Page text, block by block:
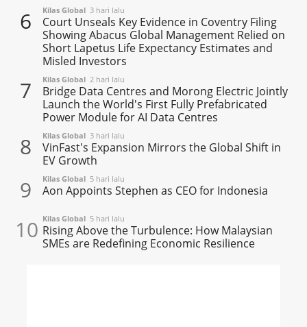
6 Kilas Global 3 hari lalu
Court Unseals Key Evidence in Coventry Filing
Showing Abacus Global Management Relied on
Short Lapetus Life Expectancy Estimates and
Misled Investors
7 Kilas Global 2 hari lalu
Bridge Data Centres and Morong Electric Jointly
Launch the World's First Fully Prefabricated
Power Module for AI Data Centres
8 Kilas Global 3 hari lalu
VinFast's Expansion Mirrors the Global Shift in
EV Growth
9 Kilas Global 5 hari lalu
Aon Appoints Stephen as CEO for Indonesia
10 Kilas Global 5 hari lalu
Rising Above the Turbulence: How Malaysian
SMEs are Redefining Economic Resilience